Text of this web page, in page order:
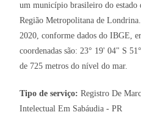
um município brasileiro do estado
Região Metropolitana de
2020, conforme dados do IBGE,
coordenadas são: 23° 19' 04" S
de 725 metros do nível do mar.
Tipo de serviço:Registro De
Intelectual Em Sabáudia - PR